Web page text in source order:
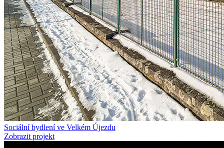
Sociální bydlení ve Velkém Újezdu
Zobrazit projekt